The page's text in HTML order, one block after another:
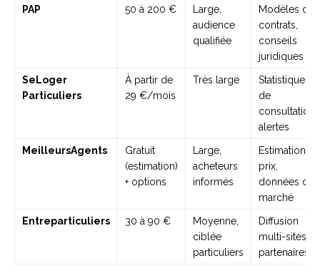
PAP 50 à 200 €
Large,
audience
qualifiée
Modèles de
contrats,
conseils
juridiques
SeLoger
Particuliers
À partir de
29 €/mois
Très large
Statistiques
de
consultation,
alertes
MeilleursAgents
Gratuit
(estimation)
+ options
Large,
acheteurs
informés
Estimation
prix,
données de
marché
Entreparticuliers 30 à 90 €
Moyenne,
ciblée
particuliers
Diffusion
multi-sites
partenaires